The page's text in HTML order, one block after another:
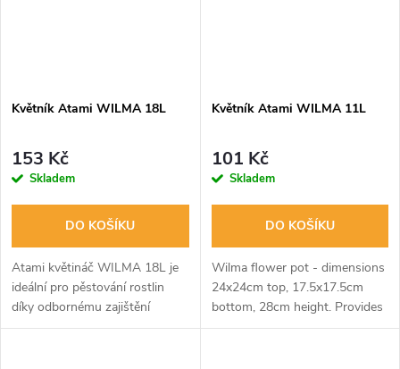
Květník Atami WILMA 18L
153 Kč
Skladem
DO KOŠÍKU
Atami květináč WILMA 18L je
ideální pro pěstování rostlin
díky odbornému zajištění
přísunu živin a možnosti
Květník Atami WILMA 11L
101 Kč
Skladem
DO KOŠÍKU
Wilma flower pot - dimensions
24x24cm top, 17.5x17.5cm
bottom, 28cm height. Provides
expert nutrient supply, no need